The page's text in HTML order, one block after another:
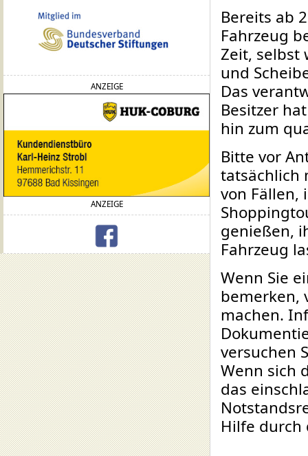
ANZEIGE
ANZEIGE
Bereits ab
Fahrzeug
Zeit, selbst
und
Das
Besitzer
hin zum
Bitte vor
tatsächlich
von Fällen,
genießen,
Fahrzeug
Wenn Sie
bemerken,
machen.
versuchen
Wenn sich
das
Hilfe durch